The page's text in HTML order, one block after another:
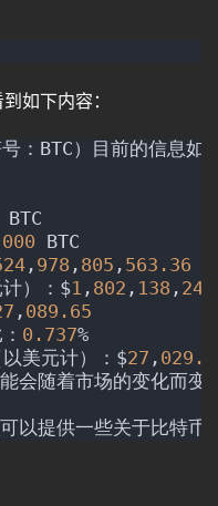
如下内容：
：BTC）目前的信息如
BTC
000 BTC
, 978 , 805 , 563.36
）：$1 , 802 , 138 ,
, 089.65
0.737%
美元计）：$27 ,
会随着市场的变化而
以提供一些关于比特